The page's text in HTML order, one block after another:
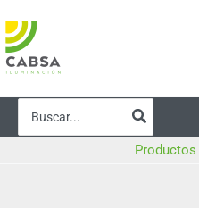
al
contenido
por:
Productos